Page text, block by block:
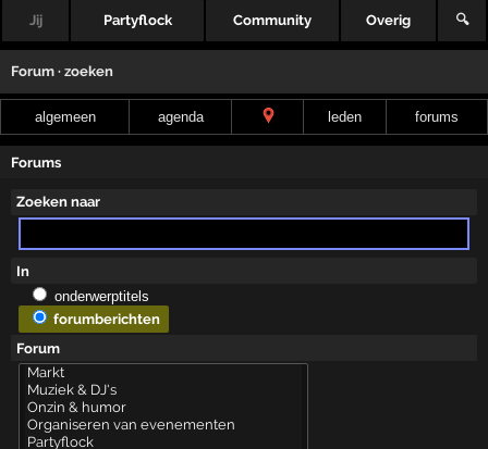
Jij Partyflock Community Overig 🔍
Forum · zoeken
algemeen agenda leden forums
Forums
Zoeken naar
In
onderwerptitels
forumberichten
Forum